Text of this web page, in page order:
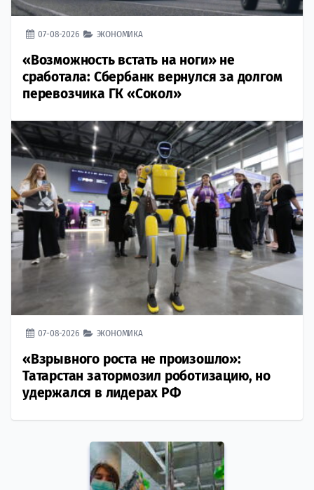
07-08-2026 ЭКОНОМИКА
«Возможность встать на ноги» не
сработала: Сбербанк вернулся за долгом
перевозчика ГК «Сокол»
07-08-2026 ЭКОНОМИКА
«Взрывного роста не произошло»:
Татарстан затормозил роботизацию, но
удержался в лидерах РФ